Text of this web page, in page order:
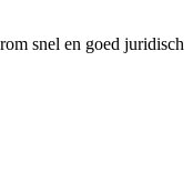
snel en goed juridisch